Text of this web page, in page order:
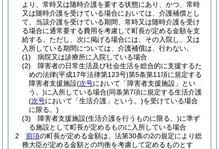
より、常時又は随時介護を要する状態にあり、かつ、常時
又は随時介護を受けている場合においては、介護補償とし
て、当該介護を受けている期間、常時又は随時介護を受け
る場合に通常要する費用を考慮して町長が定める金額を支
給する。 ただし、次に掲げる場合には、その入院し、又は
入所している期間については、介護補償は、行わない。
(1)
病院又は診療所に入院している場合
(2)
障害者の日常生活及び社会生活を総合的に支援するた
めの法律(平成17年法律第123号)第5条第11項に規定する
障害者支援施設(次号において「障害者支援施設」とい
う。)に入所している場合(同条第7項に規定する生活介護
(次号において「生活介護」という。)を受けている場合
に限る。)
(3)
障害者支援施設(生活介護を行うものに限る。)に準ず
る施設として町長が定めるものに入所している場合
2
前項の町長が定める金額は、法第30条の2の規定により総
務大臣が定める金額との均衡を考慮して定めるものとす